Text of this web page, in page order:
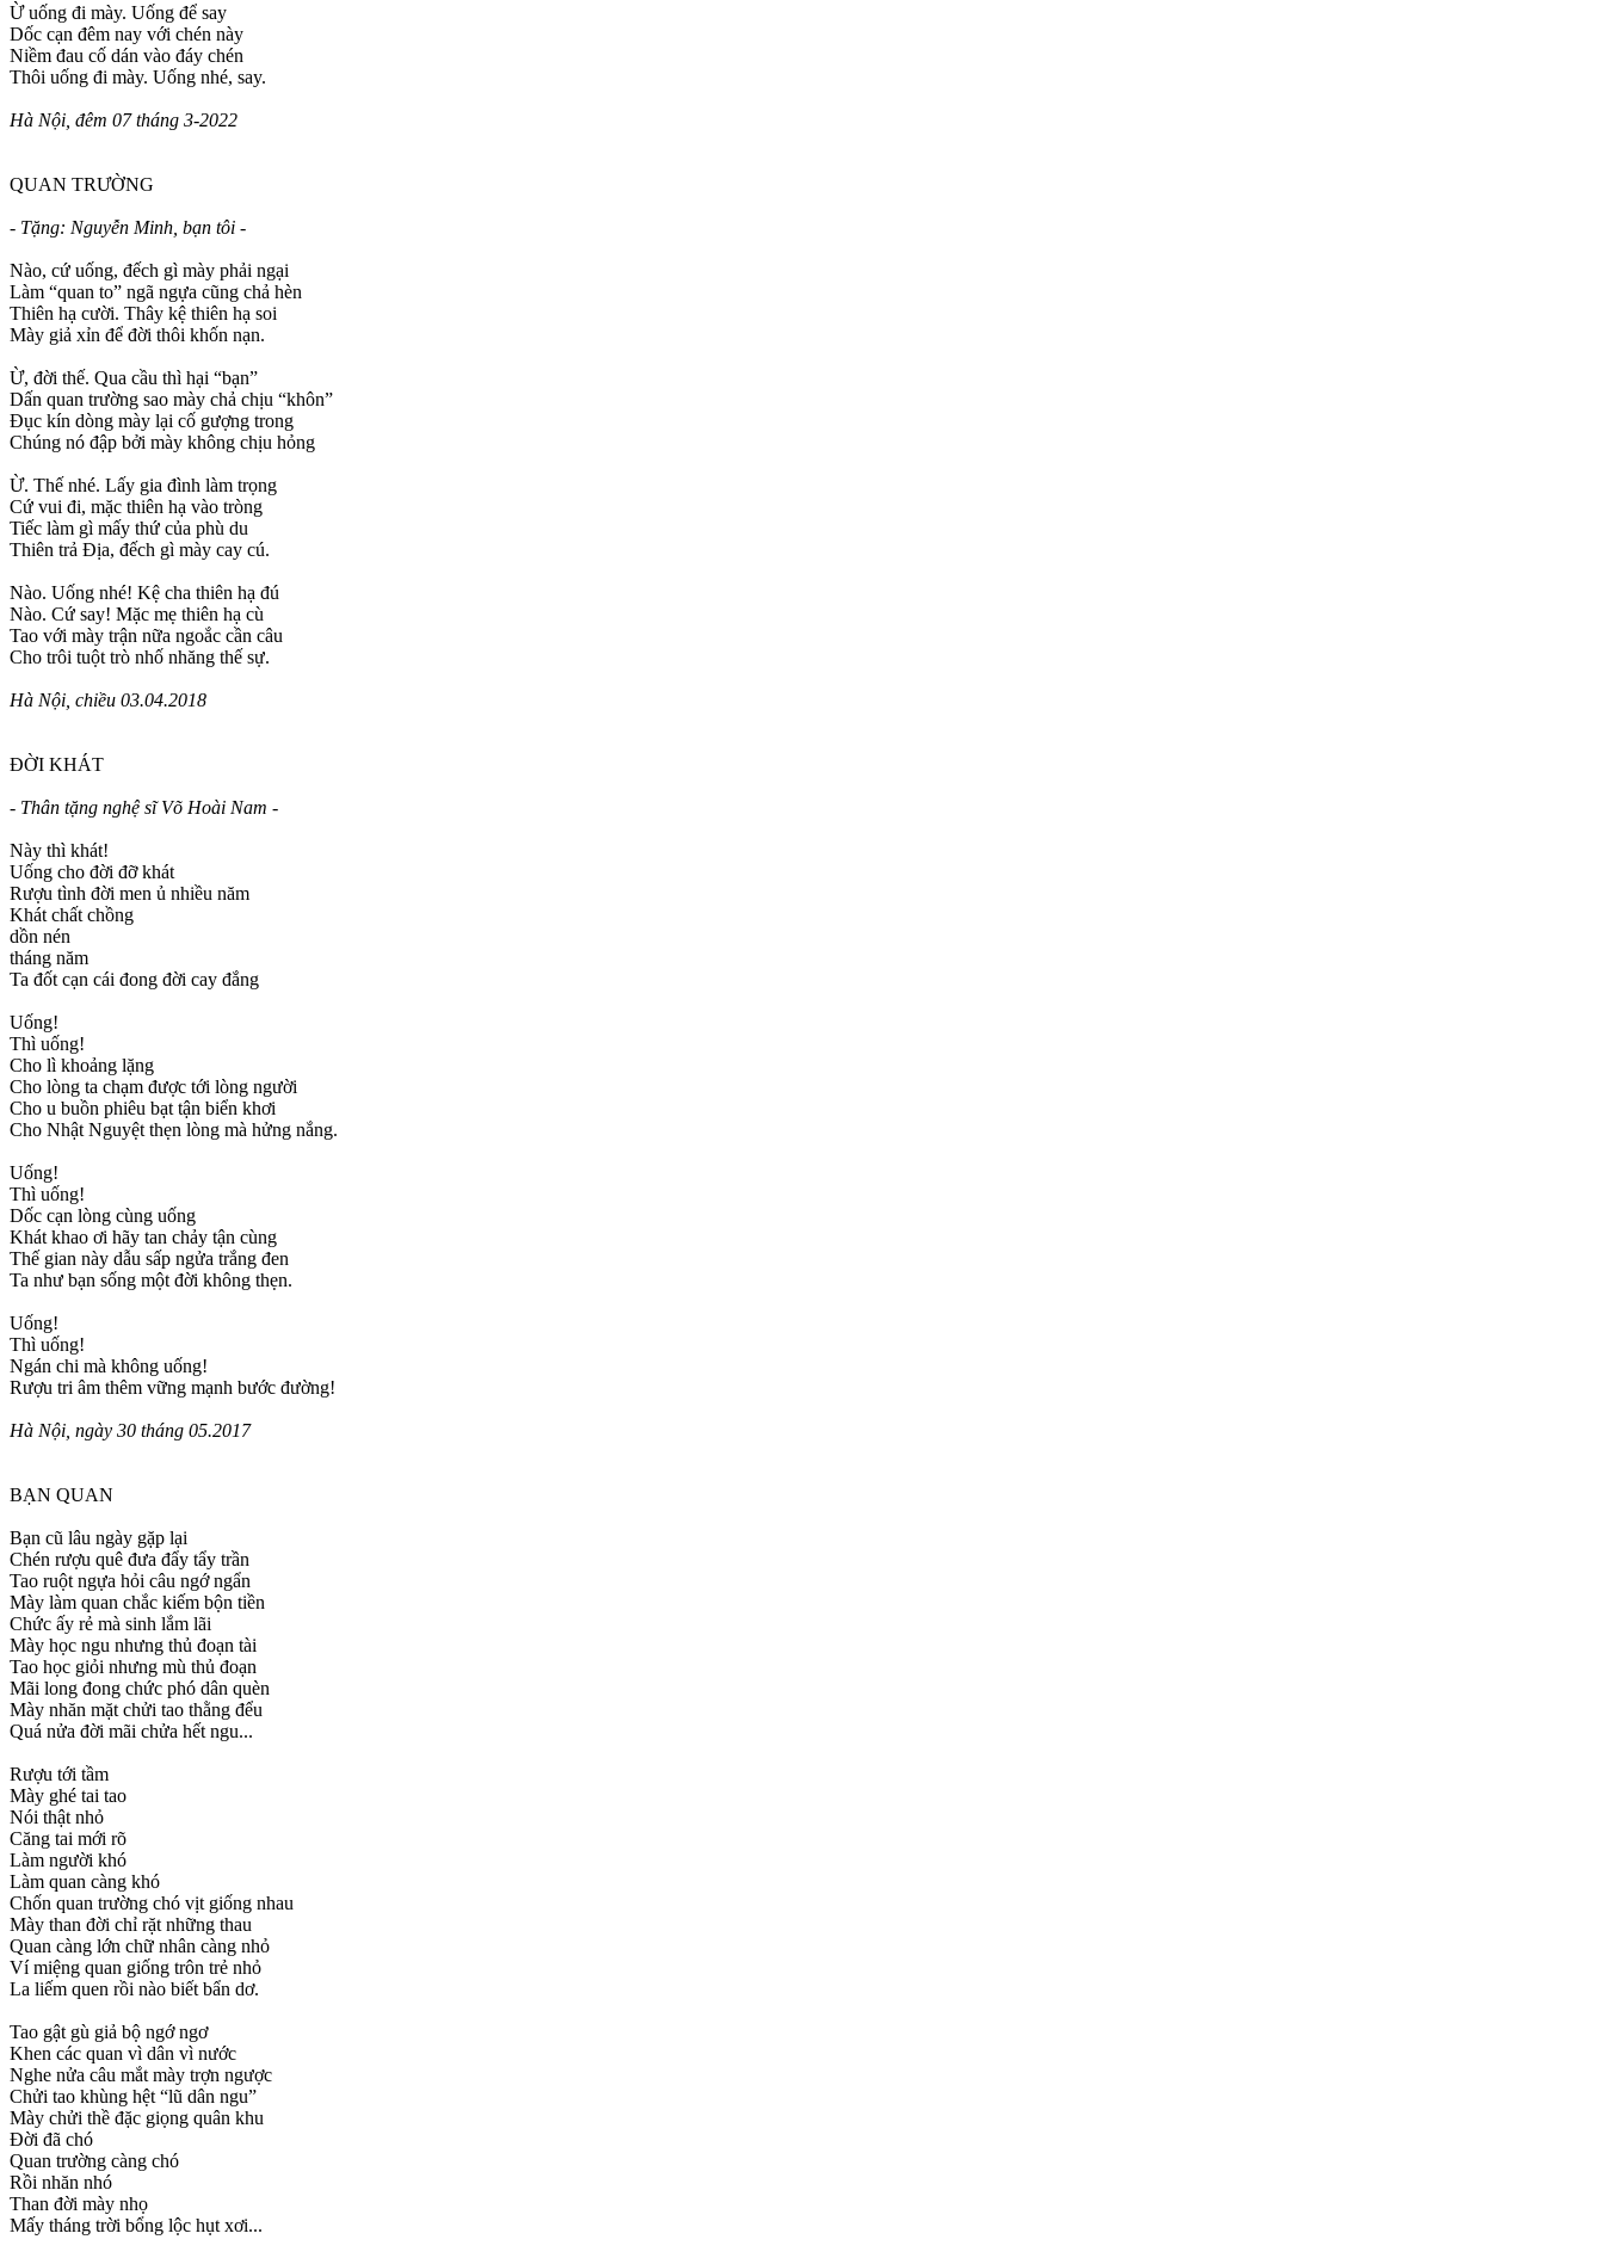
Ừ uống đi mày. Uống để say
Dốc cạn đêm nay với chén này
Niềm đau cố dán vào đáy chén
Thôi uống đi mày. Uống nhé, say.
Hà Nội, đêm 07 tháng 3-2022
QUAN TRƯỜNG
- Tặng: Nguyễn Minh, bạn tôi -
Nào, cứ uống, đếch gì mày phải ngại
Làm “quan to” ngã ngựa cũng chả hèn
Thiên hạ cười. Thây kệ thiên hạ soi
Mày giả xỉn để đời thôi khốn nạn.
Ừ, đời thế. Qua cầu thì hại “bạn”
Dấn quan trường sao mày chả chịu “khôn”
Đục kín dòng mày lại cố gượng trong
Chúng nó đập bởi mày không chịu hỏng
Ừ. Thế nhé. Lấy gia đình làm trọng
Cứ vui đi, mặc thiên hạ vào tròng
Tiếc làm gì mấy thứ của phù du
Thiên trả Địa, đếch gì mày cay cú.
Nào. Uống nhé! Kệ cha thiên hạ đú
Nào. Cứ say! Mặc mẹ thiên hạ cù
Tao với mày trận nữa ngoắc cần câu
Cho trôi tuột trò nhố nhăng thế sự.
Hà Nội, chiều 03.04.2018
ĐỜI KHÁT
- Thân tặng nghệ sĩ Võ Hoài Nam -
Này thì khát!
Uống cho đời đỡ khát
Rượu tình đời men ủ nhiều năm
Khát chất chồng
dồn nén
tháng năm
Ta đốt cạn cái đong đời cay đắng
Uống!
Thì uống!
Cho lì khoảng lặng
Cho lòng ta chạm được tới lòng người
Cho u buồn phiêu bạt tận biển khơi
Cho Nhật Nguyệt thẹn lòng mà hửng nắng.
Uống!
Thì uống!
Dốc cạn lòng cùng uống
Khát khao ơi hãy tan chảy tận cùng
Thế gian này dẫu sấp ngửa trắng đen
Ta như bạn sống một đời không thẹn.
Uống!
Thì uống!
Ngán chi mà không uống!
Rượu tri âm thêm vững mạnh bước đường!
Hà Nội, ngày 30 tháng 05.2017
BẠN QUAN
Bạn cũ lâu ngày gặp lại
Chén rượu quê đưa đẩy tẩy trần
Tao ruột ngựa hỏi câu ngớ ngẩn
Mày làm quan chắc kiếm bộn tiền
Chức ấy rẻ mà sinh lắm lãi
Mày học ngu nhưng thủ đoạn tài
Tao học giỏi nhưng mù thủ đoạn
Mãi long đong chức phó dân quèn
Mày nhăn mặt chửi tao thằng đểu
Quá nửa đời mãi chửa hết ngu...
Rượu tới tầm
Mày ghé tai tao
Nói thật nhỏ
Căng tai mới rõ
Làm người khó
Làm quan càng khó
Chốn quan trường chó vịt giống nhau
Mày than đời chỉ rặt những thau
Quan càng lớn chữ nhân càng nhỏ
Ví miệng quan giống trôn trẻ nhỏ
La liếm quen rồi nào biết bẩn dơ.
Tao gật gù giả bộ ngớ ngơ
Khen các quan vì dân vì nước
Nghe nửa câu mắt mày trợn ngược
Chửi tao khùng hệt “lũ dân ngu”
Mày chửi thề đặc giọng quân khu
Đời đã chó
Quan trường càng chó
Rồi nhăn nhó
Than đời mày nhọ
Mấy tháng trời bổng lộc hụt xơi...